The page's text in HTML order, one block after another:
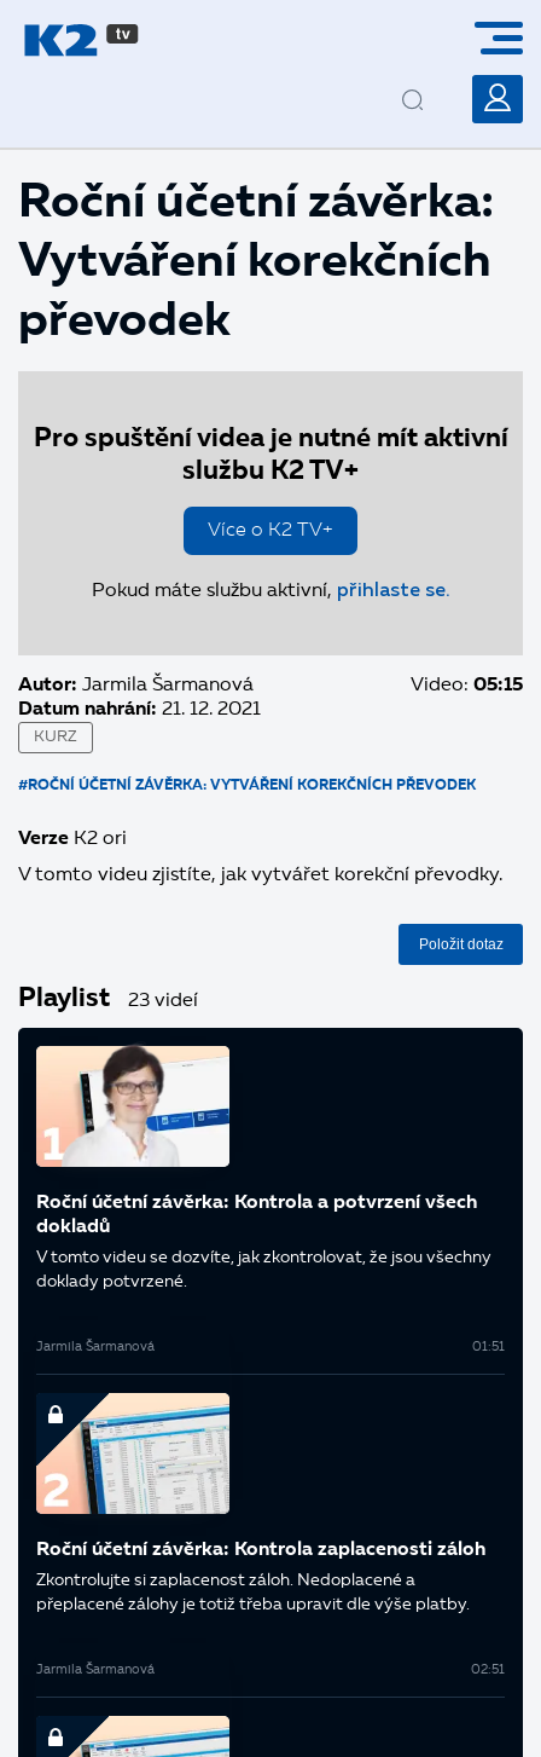
Roční účetní závěrka:
Vytváření korekčních
převodek
Pro spuštění videa je nutné mít aktivní
službu K2 TV+
Více o K2 TV+
Pokud máte službu aktivní, přihlaste se.
Autor: Jarmila Šarmanová
Datum nahrání: 21. 12. 2021
Video: 05:15
KURZ
#ROČNÍ ÚČETNÍ ZÁVĚRKA: VYTVÁŘENÍ KOREKČNÍCH PŘEVODEK
Verze K2 ori
V tomto videu zjistíte, jak vytvářet korekční převodky.
Položit dotaz
Playlist 23 videí
Roční účetní závěrka: Kontrola a potvrzení všech
dokladů
V tomto videu se dozvíte, jak zkontrolovat, že jsou všechny
doklady potvrzené.
Jarmila Šarmanová 01:51
Roční účetní závěrka: Kontrola zaplacenosti záloh
Zkontrolujte si zaplacenost záloh. Nedoplacené a
přeplacené zálohy je totiž třeba upravit dle výše platby.
Jarmila Šarmanová 02:51